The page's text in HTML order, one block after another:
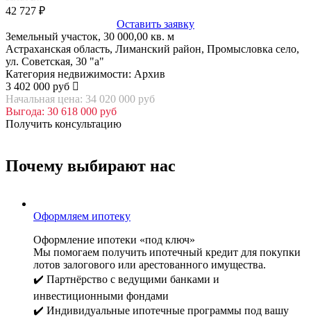
42 727 ₽
Оставить заявку
Земельный участок, 30 000,00 кв. м
Астраханская область, Лиманский район, Промысловка село,
ул. Советская, 30 "а"
Категория недвижимости: Архив
3 402 000 руб
Начальная цена: 34 020 000 руб
Выгода: 30 618 000 руб
Получить консультацию
Почему выбирают нас
Оформляем ипотеку
Оформление ипотеки «под ключ»
Мы помогаем получить ипотечный кредит для покупки
лотов залогового или арестованного имущества.
✔️ Партнёрство с ведущими банками и
инвестиционными фондами
✔️ Индивидуальные ипотечные программы под вашу